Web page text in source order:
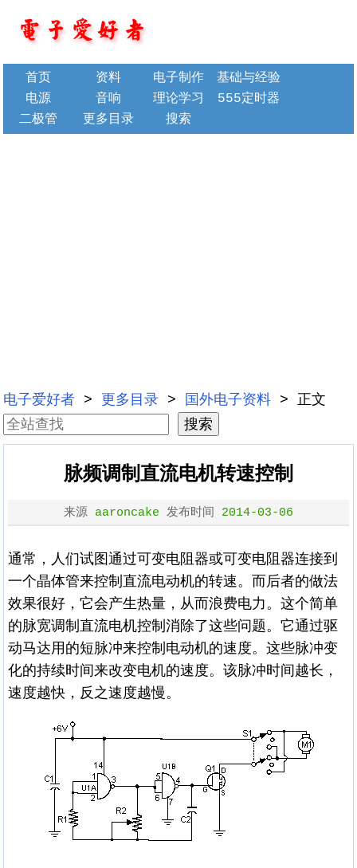
首页 资料 电子制作
基础与经验
电源
音响 理论学习
555定时器
二极管
更多目录 搜索
电子爱好者 > 更多目录 > 国外电子资料 > 正文
脉频调制直流电机转速控制
来源 aaroncake 发布时间 2014-03-06
通常，人们试图通过可变电阻器或可变电阻器连接到
一个晶体管来控制直流电动机的转速。而后者的做法
效果很好，它会产生热量，从而浪费电力。这个简单
的脉宽调制直流电机控制消除了这些问题。它通过驱
动马达用的短脉冲来控制电动机的速度。这些脉冲变
化的持续时间来改变电机的速度。该脉冲时间越长，
速度越快，反之速度越慢。